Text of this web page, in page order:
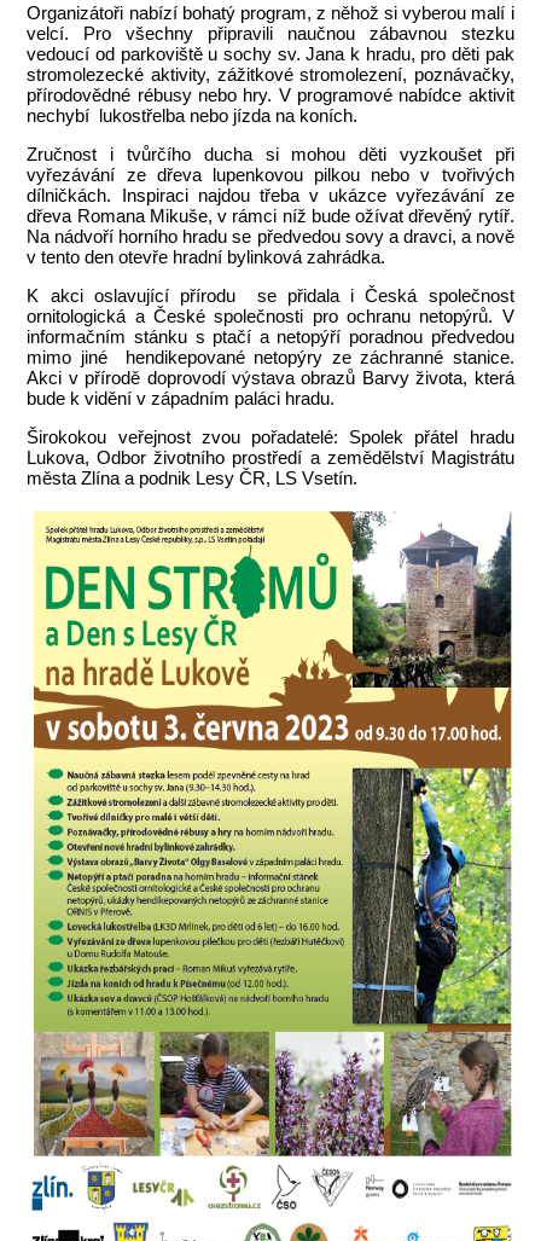
Organizátoři nabízí bohatý program, z něhož si vyberou malí i
velcí. Pro všechny připravili naučnou zábavnou stezku
vedoucí od parkoviště u sochy sv. Jana k hradu, pro děti pak
stromolezecké aktivity, zážitkové stromolezení, poznávačky,
přírodovědné rébusy nebo hry. V programové nabídce aktivit
nechybí lukostřelba nebo jízda na koních.
Zručnost i tvůrčího ducha si mohou děti vyzkoušet při
vyřezávání ze dřeva lupenkovou pilkou nebo v tvořivých
dílničkách. Inspiraci najdou třeba v ukázce vyřezávání ze
dřeva Romana Mikuše, v rámci níž bude ožívat dřevěný rytíř.
Na nádvoří horního hradu se předvedou sovy a dravci, a nově
v tento den otevře hradní bylinková zahrádka.
K akci oslavující přírodu se přidala i Česká společnost
ornitologická a České společnosti pro ochranu netopýrů. V
informačním stánku s ptačí a netopýří poradnou předvedou
mimo jiné hendikepované netopýry ze záchranné stanice.
Akci v přírodě doprovodí výstava obrazů Barvy života, která
bude k vidění v západním paláci hradu.
Širokokou veřejnost zvou pořadatelé: Spolek přátel hradu
Lukova, Odbor životního prostředí a zemědělství Magistrátu
města Zlína a podnik Lesy ČR, LS Vsetín.